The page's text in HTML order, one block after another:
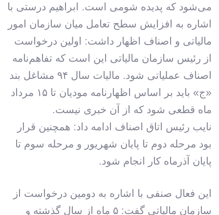
می‌شود که پدیده شومی است. ابراهیم درستی با
اشاره به افزایش سطح تعامل میان سازمان امور
مالیاتی و اصناف اظهار داشت: اولین درخواست
از رئیس سازمان مالیاتی این است که تفاهم‌نامه
اصناف عملیاتی شود. مالیات سال ۹۴ مشاغل بند
«ج» باید بر اساس اظهارنامه مودیان تا ۱۵ مرداد
ماه قطعی شود که از آن خبری نیست.
نایب رئیس اتاق اصناف ادامه داد: همچنین قرار
بود مرحله دوم تا پایان شهریور و مرحله سوم تا
پایان آذرماه کار انجام شود.
این فعال صنفی با اشاره به دومین درخواست از
سازمان مالیاتی گفت: ۵ ماه از سال گذشته و